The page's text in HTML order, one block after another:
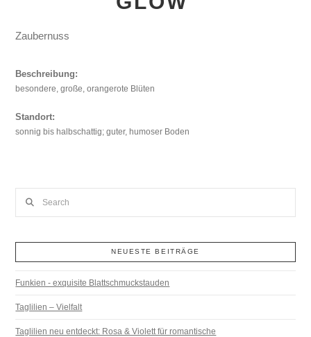
Zaubernuss
Beschreibung:
besondere, große, orangerote Blüten
Standort:
sonnig bis halbschattig; guter, humoser Boden
NEUESTE BEITRÄGE
Funkien - exquisite Blattschmuckstauden
Taglilien – Vielfalt
Taglilien neu entdeckt: Rosa & Violett für romantische